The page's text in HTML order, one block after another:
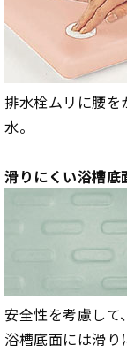
排水栓ムリに腰を
水。
滑りにくい浴槽底
安全性を考慮して、
浴槽底面には滑り